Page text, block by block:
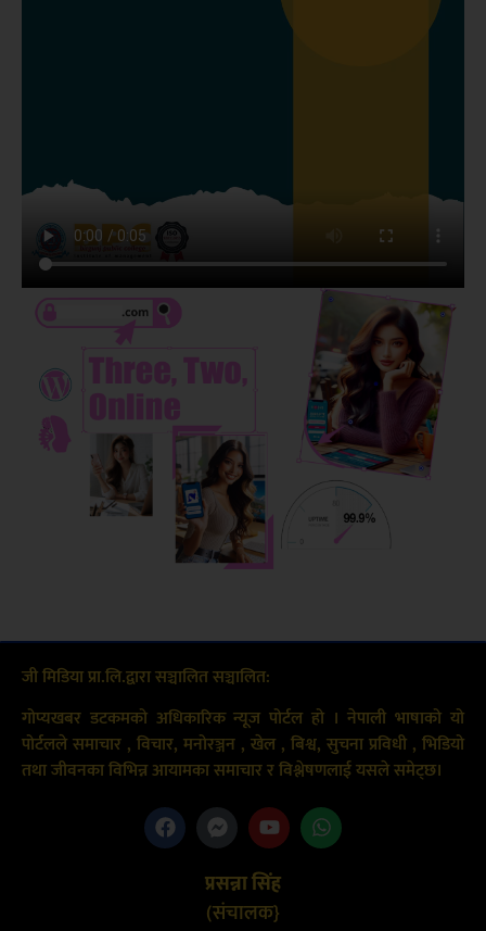
जी मिडिया प्रा.लि.द्वारा सञ्चालित सञ्चालित:
गोप्यखबर डटकमको अधिकारिक न्यूज पोर्टल हो । नेपाली भाषाको यो
पोर्टलले समाचार , विचार, मनोरञ्जन , खेल , बिश्व, सुचना प्रविधी , भिडियो
तथा जीवनका विभिन्न आयामका समाचार र विश्लेषणलाई यसले समेट्छ।
प्रसन्ना सिंह
(संचालक}